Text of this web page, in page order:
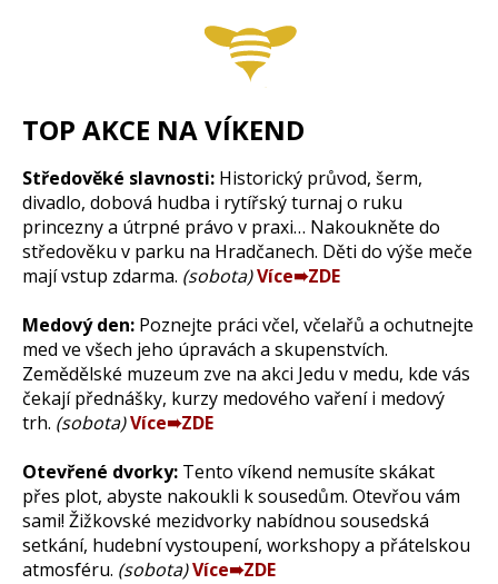
TOP AKCE NA VÍKEND
Středověké slavnosti: Historický průvod, šerm,
divadlo, dobová hudba i rytířský turnaj o ruku
princezny a útrpné právo v praxi… Nakoukněte do
středověku v parku na Hradčanech. Děti do výše meče
mají vstup zdarma. (sobota)Více➠ZDE
Medový den: Poznejte práci včel, včelařů a ochutnejte
med ve všech jeho úpravách a skupenstvích.
Zemědělské muzeum zve na akci Jedu v medu, kde vás
čekají přednášky, kurzy medového vaření i medový
trh. (sobota)Více➠ZDE
Otevřené dvorky: Tento víkend nemusíte skákat
přes plot, abyste nakoukli k sousedům. Otevřou vám
sami! Žižkovské mezidvorky nabídnou sousedská
setkání, hudební vystoupení, workshopy a přátelskou
atmosféru. (sobota)Více➠ZDE